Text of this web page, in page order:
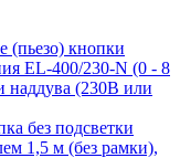
(пьезо) кнопки
EL-400/230-N (0 - 8
наддува (230В или
без подсветки
1,5 м (без рамки),